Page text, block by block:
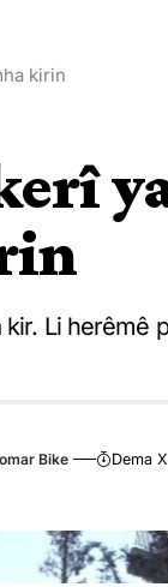
kirin
Li herêmê
Dema